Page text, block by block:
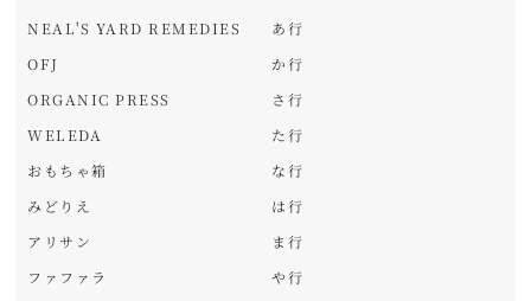
NEAL'S YARD REMEDIES
OFJ
ORGANIC PRESS
WELEDA
おもちゃ箱
みどりえ
アリサン
ファファラ
あ行
か行
さ行
た行
な行
は行
ま行
や行